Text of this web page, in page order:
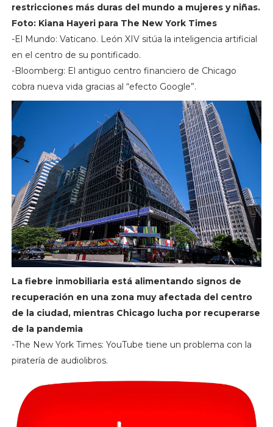
restricciones más duras del mundo a mujeres y niñas.
Foto: Kiana Hayeri para The New York Times
-El Mundo: Vaticano. León XIV sitúa la inteligencia artificial
en el centro de su pontificado.
-Bloomberg: El antiguo centro financiero de Chicago
cobra nueva vida gracias al “efecto Google”.
La fiebre inmobiliaria está alimentando signos de
recuperación en una zona muy afectada del centro
de la ciudad, mientras Chicago lucha por recuperarse
de la pandemia
-The New York Times: YouTube tiene un problema con la
piratería de audiolibros.